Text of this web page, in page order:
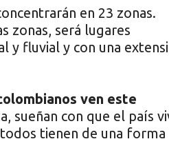
en 23 zonas.
zonas, será lugares
y fluvial y con una
ven este
sueñan con que el país
tienen de una forma